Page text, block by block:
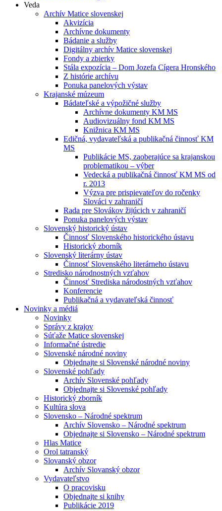
Veda
Archív Matice slovenskej
Akvizícia
Archívne dokumenty
Bádanie a služby
Digitálny archív Matice slovenskej
Fondy a zbierky
Stála expozícia – Dom Jozefa Cígera Hronského
Z histórie archívu
Ponuka panelových výstav
Krajanské múzeum
Bádateľské a výpožičné služby
Archívne dokumenty KM MS
Audiovizuálny fond KM MS
Knižnica KM MS
Edičná, vydavateľská a publikačná činnosť KM
MS
Publikácie MS, zaoberajúce sa krajanskou
problematikou – výber
Vedecká a publikačná činnosť KM MS od
r. 2013
Výzva pre prispievateľov do ročenky
Slováci v zahraničí
Rada pre Slovákov žijúcich v zahraničí
Ponuka panelových výstav
Slovenský historický ústav
Činnosť Slovenského historického ústavu
Historický zborník
Slovenský literárny ústav
Činnosť Slovenského literárneho ústavu
Stredisko národnostných vzťahov
Činnosť Strediska národostných vzťahov
Konferencie
Publikačná a vydavateľská činnosť
Novinky a médiá
Novinky
Správy z krajov
Súťaže Matice slovenskej
Informačné ústredie
Slovenské národné noviny
Objednajte si Slovenské národné noviny
Slovenské pohľady
Archív Slovenské pohľady
Objednajte si Slovenské pohľady
Historický zborník
Kultúra slova
Slovensko – Národné spektrum
Archív Slovensko – Národné spektrum
Objednajte si Slovensko – Národné spektrum
Hlas Matice
Orol tatranský
Slovanský obzor
Archív Slovanský obzor
Vydavateľstvo
O pracovisku
Objednajte si knihy
Publikácie 2019